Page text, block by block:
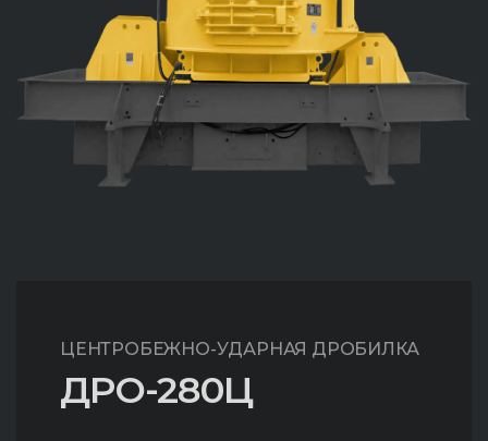
ЦЕНТРОБЕЖНО-УДАРНАЯ ДРОБИЛКА
ДРО-280Ц